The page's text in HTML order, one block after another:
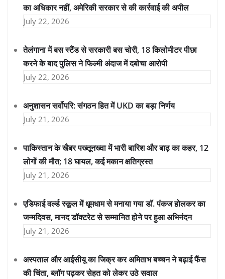
का अधिकार नहीं, अमेरिकी सरकार से की कार्रवाई की अपील
July 22, 2026
तेलंगाना में बस स्टैंड से सरकारी बस चोरी, 18 किलोमीटर पीछा
करने के बाद पुलिस ने फिल्मी अंदाज में दबोचा आरोपी
July 22, 2026
अनुशासन सर्वोपरि: संगठन हित में UKD का बड़ा निर्णय
July 21, 2026
पाकिस्तान के खैबर पख्तूनख्वा में भारी बारिश और बाढ़ का कहर, 12
लोगों की मौत; 18 घायल, कई मकान क्षतिग्रस्त
July 21, 2026
एडिफाई वर्ल्ड स्कूल में धूमधाम से मनाया गया डॉ. पंकज होलकर का
जन्मदिवस, मानद डॉक्टरेट से सम्मानित होने पर हुआ अभिनंदन
July 21, 2026
अस्पताल और आईसीयू का जिक्र कर अमिताभ बच्चन ने बढ़ाई फैंस
की चिंता, ब्लॉग पढ़कर सेहत को लेकर उठे सवाल